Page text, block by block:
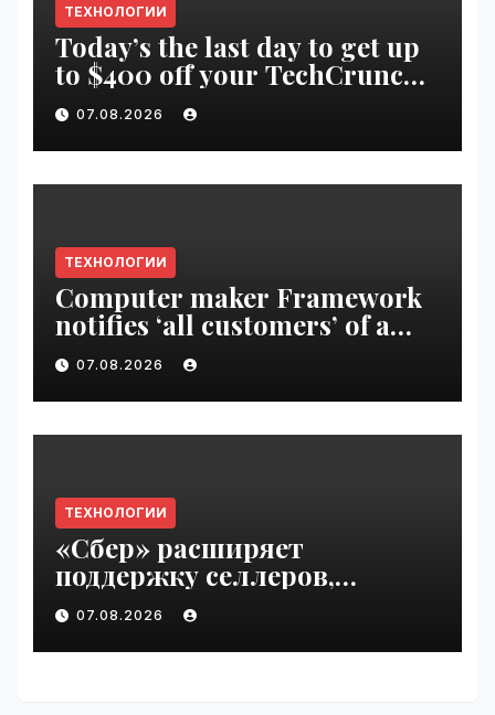
ТЕХНОЛОГИИ
Today’s the last day to get up
to $400 off your TechCrunch
Disrupt 2026 ticket |
VseTime.ru
07.08.2026
ТЕХНОЛОГИИ
Computer maker Framework
notifies ‘all customers’ of a
data breach | VseTime.ru
07.08.2026
ТЕХНОЛОГИИ
«Сбер» расширяет
поддержку селлеров,
пострадавших от
инцидентов на складах
Wildberries | VseTime.ru
07.08.2026